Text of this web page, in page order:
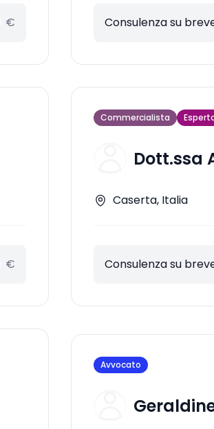
€ Consulenza su
€
Commercialista
Dott.ssa
Caserta, Italia
Consulenza su
Avvocato